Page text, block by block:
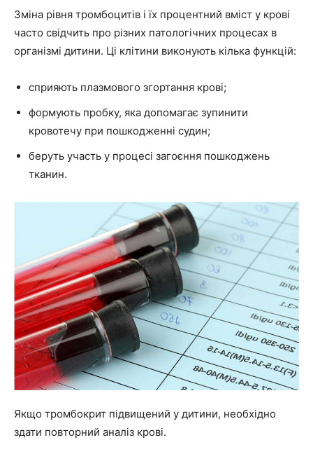
Зміна рівня тромбоцитів і їх процентний вміст у крові
часто свідчить про різних патологічних процесах в
організмі дитини. Ці клітини виконують кілька функцій:
сприяють плазмового згортання крові;
формують пробку, яка допомагає зупинити
кровотечу при пошкодженні судин;
беруть участь у процесі загоєння пошкоджень
тканин.
Якщо тромбокрит підвищений у дитини, необхідно
здати повторний аналіз крові.